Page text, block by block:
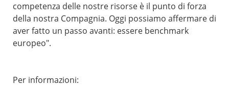
competenza delle nostre risorse è il punto di forza
della nostra Compagnia. Oggi possiamo affermare di
aver fatto un passo avanti: essere benchmark
europeo".
Per informazioni: